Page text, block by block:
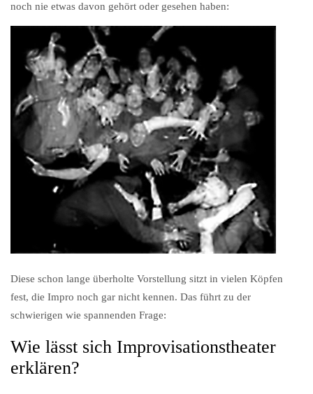
noch nie etwas davon gehört oder gesehen haben:
Diese schon lange überholte Vorstellung sitzt in vielen Köpfen
fest, die Impro noch gar nicht kennen. Das führt zu der
schwierigen wie spannenden Frage:
Wie lässt sich Improvisationstheater
erklären?